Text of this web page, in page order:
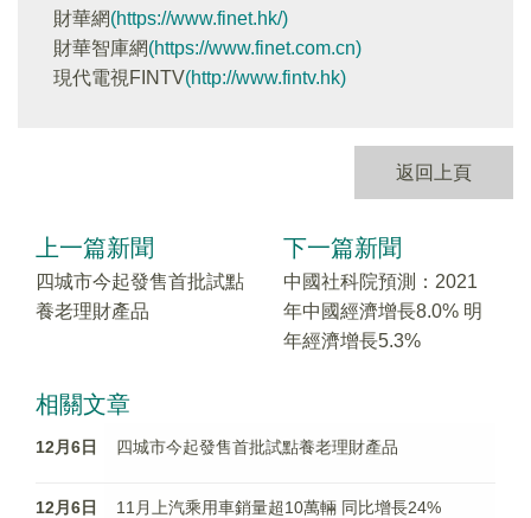
財華網(https://www.finet.hk/)
財華智庫網(https://www.finet.com.cn)
現代電視FINTV(http://www.fintv.hk)
返回上頁
上一篇新聞
四城市今起發售首批試點
養老理財產品
下一篇新聞
中國社科院預測：2021
年中國經濟增長8.0% 明
年經濟增長5.3%
相關文章
12月6日 四城市今起發售首批試點養老理財產品
12月6日 11月上汽乘用車銷量超10萬輛 同比增長24%